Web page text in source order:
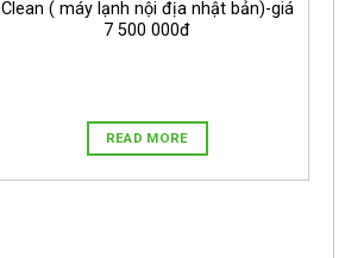
Clean ( máy lạnh nội địa nhật bản)-giá
7 500 000đ
READ MORE